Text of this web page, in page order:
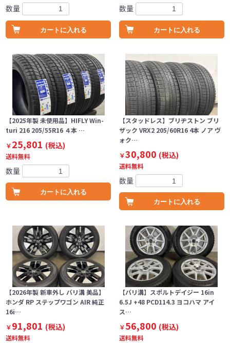
数量
カートに入れる
数量
カートに入れる
【2025年製 未使用品】HIFLY Win-
turi 216 205/55R16 ４本 …
￥25,801 (税込)
送料無料
数量
カートに入れる
【スタッドレス】ブリヂストン ブリ
ザック VRX2 205/60R16 4本 ノア ヴ
ォク…
￥30,800 (税込)
送料無料
数量
カートに入れる
【2026年製 新車外し バリ溝 美品】
ホンダ RP ステップワゴン AIR 純正
16i…
￥91,801 (税込)
送料無料
【バリ溝】スポルトデイジー 16in
6.5J +48 PCD114.3 ヨコハマ アイ
ス…
￥56,800 (税込)
送料無料